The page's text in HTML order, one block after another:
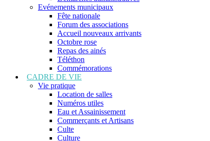
Evénements municipaux
Fête nationale
Forum des associations
Accueil nouveaux arrivants
Octobre rose
Repas des ainés
Téléthon
Commémorations
CADRE DE VIE
Vie pratique
Location de salles
Numéros utiles
Eau et Assainissement
Commerçants et Artisans
Culte
Culture